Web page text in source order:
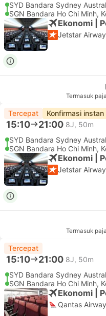
SYD Bandara Sydney
SGN Bandara Ho Chi Minh,
Ekonomi |
Jetstar
Termasuk
Tercepat Konfirmasi instan
15:10 21:00 8J, 50m
SYD Bandara Sydney
SGN Bandara Ho Chi Minh,
Ekonomi |
Jetstar
Termasuk
Tercepat
15:10 21:00 8J, 50m
SYD Bandara Sydney
SGN Bandara Ho Chi Minh,
Ekonomi |
Qantas